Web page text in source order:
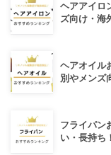
ヘアアイロ
ズ向け・海
ヘアオイル
別やメンズ
フライパン
い・長持ち